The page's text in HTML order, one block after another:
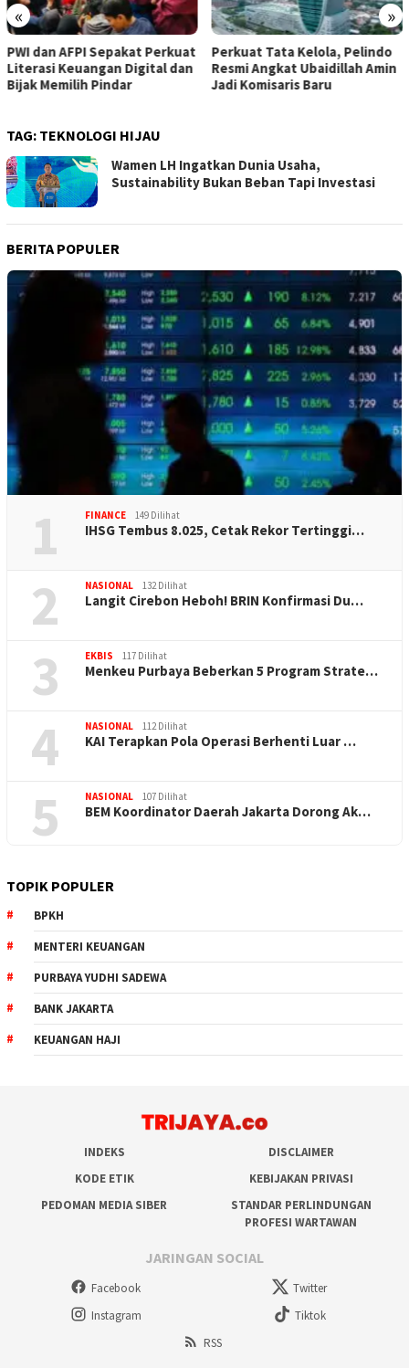
« »
dan AFPI Sepakat Perkuat
Keuangan Digital dan
Memilih Pindar
​Perkuat Tata Kelola, Pelindo
Resmi Angkat Ubaidillah Amin
Jadi Komisaris Baru
TAG: TEKNOLOGI HIJAU
Wamen LH Ingatkan Dunia Usaha,
Sustainability Bukan Beban Tapi Investasi
BERITA POPULER
1 FINANCE 149 Dilihat
IHSG Tembus 8.025, Cetak Rekor Tertinggi…
2 NASIONAL 132 Dilihat
Langit Cirebon Heboh! BRIN Konfirmasi Du…
3 EKBIS 117 Dilihat
Menkeu Purbaya Beberkan 5 Program Strate…
4 NASIONAL 112 Dilihat
KAI Terapkan Pola Operasi Berhenti Luar …
5 NASIONAL 107 Dilihat
BEM Koordinator Daerah Jakarta Dorong Ak…
TOPIK POPULER
BPKH
MENTERI KEUANGAN
PURBAYA YUDHI SADEWA
BANK JAKARTA
KEUANGAN HAJI
INDEKS
DISCLAIMER
KODE ETIK
KEBIJAKAN PRIVASI
PEDOMAN MEDIA SIBER
STANDAR PERLINDUNGAN
PROFESI WARTAWAN
JARINGAN SOCIAL
Facebook
Twitter
Instagram
Tiktok
RSS